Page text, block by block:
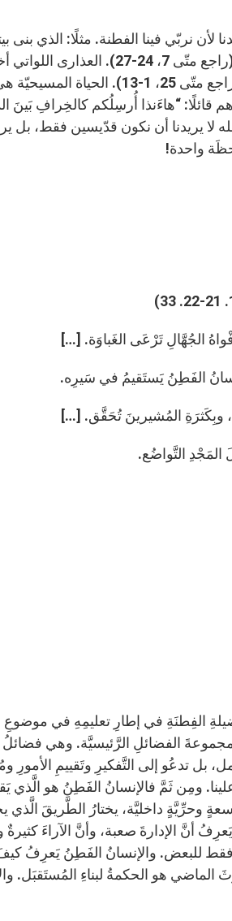
لأن نربّي فينا الفطنة. مثلًا: الذي
الرّمل لم يكن فطنًا بل متهوِّرًا
يأخذنَ معهنَّ زيتًا كُنَّ جاهلات (راجع
قائلًا: “هاءَنذا أُرسِلُكم كالخِرافِ بَينَ
إنّ الله لا يريدنا أن نكون قدّيسين
واحدة!
الجُهَّالِ تَرْعَى الغَباوَة. […]
الفَطِنُ يَستَقيمُ في سَيرِه.
وبِكَثرَةِ المُشيرينَ تُحَقَّق. […]
التَّواضُع.
الفِطنَةِ في إطارِ تعليمِهِ في
مجموعةَ الفضائلِ الرَّئيسيَّة. وهي
بل تدعُو إلى التَّفكيرِ وتَقييمِ
ومِن ثَمَّ فالإنسانُ الفَطِنُ هو الَّذي
وحرِّيَّةٍ داخليَّة، يختارُ الطَّريقَ الَّذي
أنَّ الإدارةَ صعبة، وأنَّ الآراءَ كثيرةٌ
فقط للبعض. والإنسانُ الفَطِنُ يَعرِفُ
هو الحكمةُ لبناءِ المُستَقبَل.